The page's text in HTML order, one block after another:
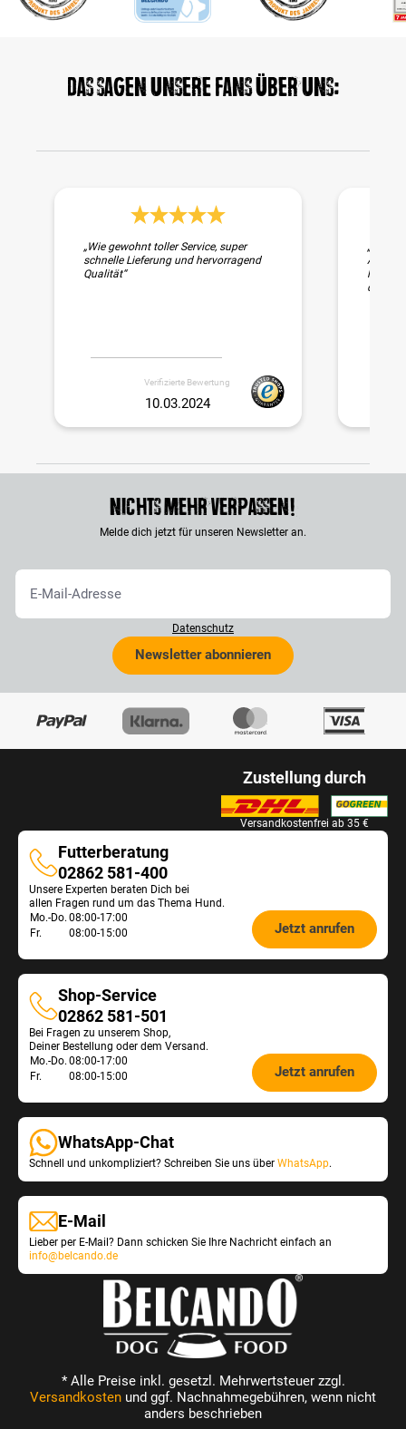
Das sagen unsere Fans über uns:
„Wie gewohnt toller Service, super
schnelle Lieferung und hervorragend
Qualität“
Verifizierte Bewertung
10.03.2024
Auch
das
Nichts mehr verpassen!
Melde dich jetzt für unseren Newsletter an.
Datenschutz
Newsletter abonnieren
Zustellung durch
Versandkostenfrei ab 35 €
Futterberatung
Futterberatung
02862 581-400
Unsere Experten beraten Dich bei
allen Fragen rund um das Thema Hund.
Öffnungszeiten
Futterberatung:
Mo.-Do. 08:00-17:00
Fr.
08:00-15:00 Jetzt anrufen
Shop-Service
Shop-
Service
02862 581-501
Bei Fragen zu unserem Shop,
Deiner Bestellung oder dem Versand.
Öffnungszeiten
Shop-
Mo.-Do. 08:00-17:00
Fr.
08:00-15:00 Jetzt anrufen
WhatsApp-Chat
Schnell und unkompliziert? Schreiben Sie uns über WhatsApp.
E-Mail
Lieber per E-Mail? Dann schicken Sie Ihre Nachricht einfach an
info@belcando.de
* Alle Preise inkl. gesetzl. Mehrwertsteuer zzgl.
Versandkosten und ggf. Nachnahmegebühren, wenn nicht
anders beschrieben